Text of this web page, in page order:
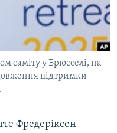
саміту у Брюсселі, на
підтримки
Фредеріксен